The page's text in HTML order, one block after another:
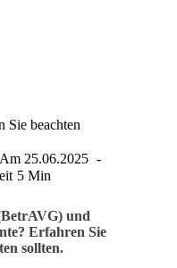
Sie beachten
Am 25.06.2025
5 Min
und
Erfahren Sie
sollten.